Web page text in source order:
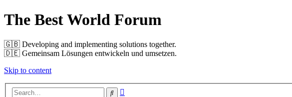
The Best World Forum
🇬🇧️ Developing and implementing solutions together.
🇩🇪️ Gemeinsam Lösungen entwickeln und umsetzen.
Skip to content
Search